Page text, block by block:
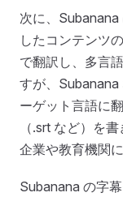
次に、
したコンテンツ
で翻訳し、多言
すが、Subanana
ーゲット言語に
（.srt など）を
企業や教育機関
Subanana の字